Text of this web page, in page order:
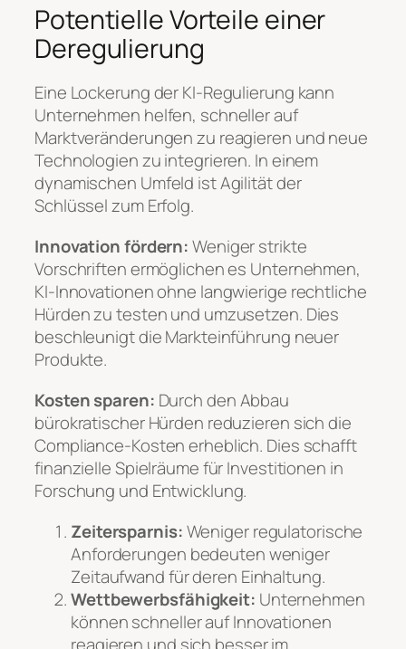
Potentielle Vorteile einer
Deregulierung
Eine Lockerung der KI-Regulierung kann
Unternehmen helfen, schneller auf
Marktveränderungen zu reagieren und neue
Technologien zu integrieren. In einem
dynamischen Umfeld ist Agilität der
Schlüssel zum Erfolg.
Innovation fördern:Weniger strikte
Vorschriften ermöglichen es Unternehmen,
KI-Innovationen ohne langwierige rechtliche
Hürden zu testen und umzusetzen. Dies
beschleunigt die Markteinführung neuer
Produkte.
Kosten sparen: Durch den Abbau
bürokratischer Hürden reduzieren sich die
Compliance-Kosten erheblich. Dies schafft
finanzielle Spielräume für Investitionen in
Forschung und Entwicklung.
Zeitersparnis:Weniger regulatorische
Anforderungen bedeuten weniger
Zeitaufwand für deren Einhaltung.
Wettbewerbsfähigkeit: Unternehmen
können schneller auf Innovationen
reagieren und sich besser im